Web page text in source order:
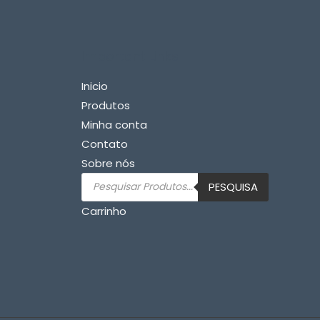
Inicio
Produtos
Minha conta
Contato
Sobre nós
Pesquisar
produtos
PESQUISA
Carrinho